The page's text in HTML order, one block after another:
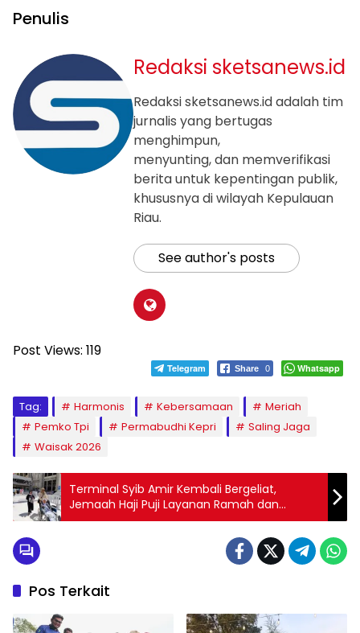
Penulis
Redaksi sketsanews.id
Redaksi sketsanews.id adalah tim
jurnalis yang bertugas
menghimpun,
menyunting, dan memverifikasi
berita untuk kepentingan publik,
khususnya di wilayah Kepulauan
Riau.
See author's posts
Post Views: 119
Telegram Share 0 Whatsapp
Tag: Harmonis Kebersamaan
Meriah
Pemko Tpi
Permabudhi Kepri
Saling Jaga
Waisak 2026
Terminal Syib Amir Kembali Bergeliat,
Jemaah Haji Puji Layanan Ramah dan
Humanis Petugas
Pos Terkait